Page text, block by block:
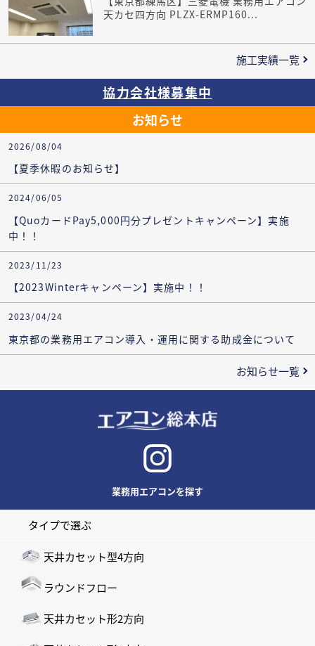
天カセ四方向 PLZX-ERMP160...
施工実績一覧
協力会社様募集中
お知らせ
2026/08/04
【夏季休暇のお知らせ】
2024/06/05
【QuoカードPay5,000円分プレゼントキャンペーン】実施
中！！
2023/11/23
【2023Winterキャンペーン】実施中！！
2023/04/24
東京都の業務用エアコン導入・運用に関する助成金について
お知らせ一覧
業務用エアコンを探す
タイプで選ぶ
天井カセット型4方向
ラウンドフロー
天井カセット形2方向